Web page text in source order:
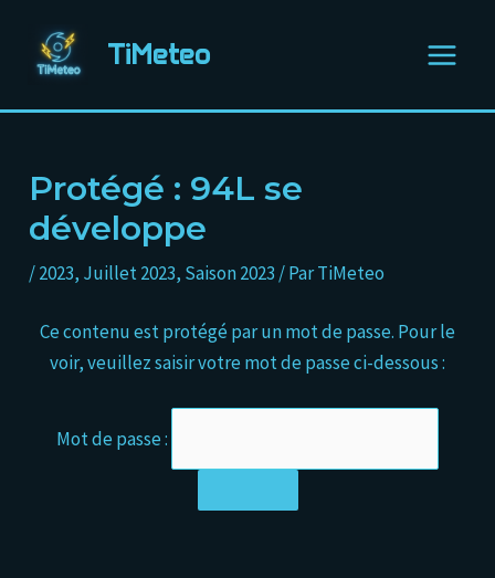
contenu
TiMeteo
Menu
Protégé : 94L se
développe
/2023, Juillet 2023, Saison 2023 / ParTiMeteo
Ce contenu est protégé par un mot de passe. Pour le
voir, veuillez saisir votre mot de passe ci-dessous :
Mot de passe :
articles